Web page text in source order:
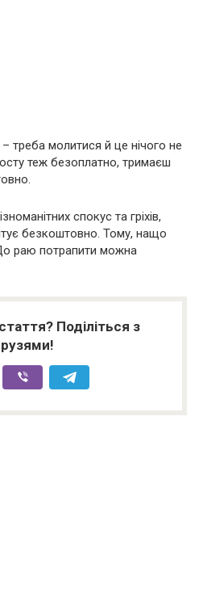
молитися й це нічого не
теж безоплатно, тримаєш
спокус та гріхів,
безкоштовно. Тому, нащо
раю потрапити можна
Поділіться з